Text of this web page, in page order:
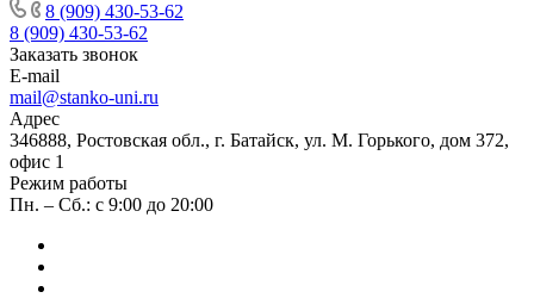
8 (909) 430-53-62
8 (909) 430-53-62
Заказать звонок
E-mail
mail@stanko-uni.ru
Адрес
346888, Ростовская обл., г. Батайск, ул. М. Горького, дом 372,
офис 1
Режим работы
Пн. – Сб.: с 9:00 до 20:00